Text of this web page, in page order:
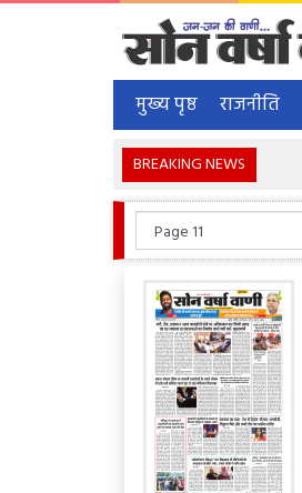
मुख्य पृष्ठ राजनीति
BREAKING NEWS